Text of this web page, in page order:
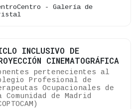
- Galería de
INCLUSIVO DE
CINEMATOGRÁFICA
pertenecientes al
Profesional de
Ocupacionales de
Comunidad de Madrid